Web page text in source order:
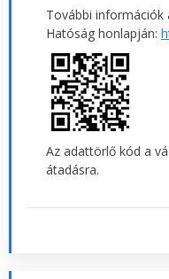
További információk
Hatóság honlapján:
Az adattörlő kód a
átadásra.